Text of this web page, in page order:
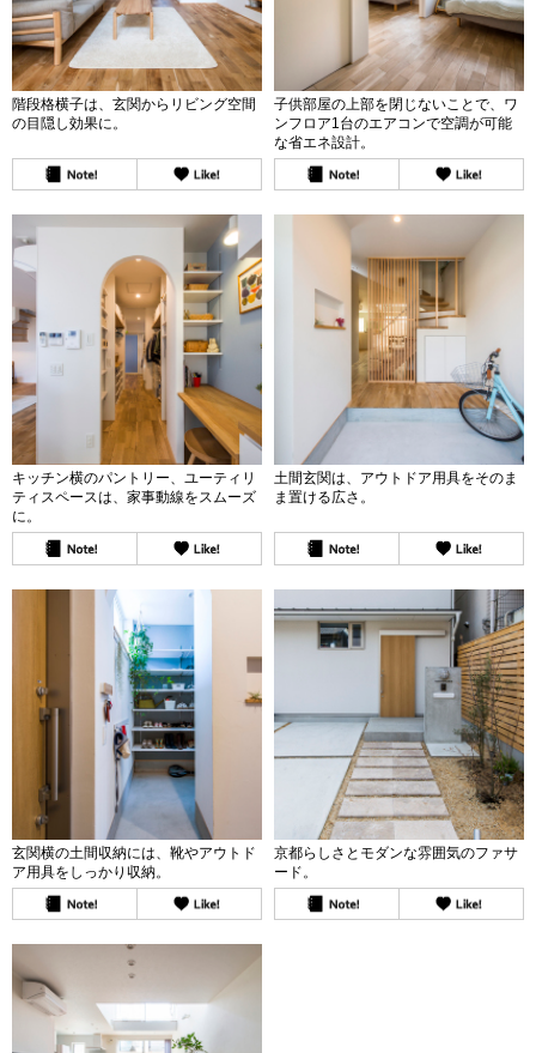
階段格横子は、玄関からリビング空間
の目隠し効果に。
子供部屋の上部を閉じないことで、ワ
ンフロア1台のエアコンで空調が可能
な省エネ設計。
キッチン横のパントリー、ユーティリ
ティスペースは、家事動線をスムーズ
に。
土間玄関は、アウトドア用具をそのま
ま置ける広さ。
玄関横の土間収納には、靴やアウトド
ア用具をしっかり収納。
京都らしさとモダンな雰囲気のファサ
ード。